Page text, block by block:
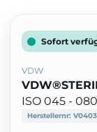
Sofort
VDW
ISO 045 -
Herstellernr: